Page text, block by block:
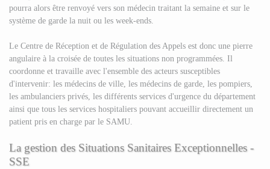
pourra alors être renvoyé vers son médecin traitant la semaine et sur le
système de garde la nuit ou les week-ends.
Le Centre de Réception et de Régulation des Appels est donc une pierre
angulaire à la croisée de toutes les situations non programmées. Il
coordonne et travaille avec l'ensemble des acteurs susceptibles
d'intervenir: les médecins de ville, les médecins de garde, les pompiers,
les ambulanciers privés, les différents services d'urgence du département
ainsi que tous les services hospitaliers pouvant accueillir directement un
patient pris en charge par le SAMU.
La gestion des Situations Sanitaires Exceptionnelles -
SSE